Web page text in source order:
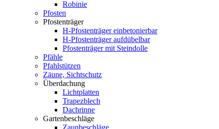
Robinie
Pfosten
Pfostenträger
H-Pfostenträger einbetonierbar
H-Pfostenträger aufdübelbar
Pfostenträger mit Steindolle
Pfähle
Pfahlstützen
Zäune, Sichtschutz
Überdachung
Lichtplatten
Trapezblech
Dachrinne
Gartenbeschläge
Zaunbeschläge